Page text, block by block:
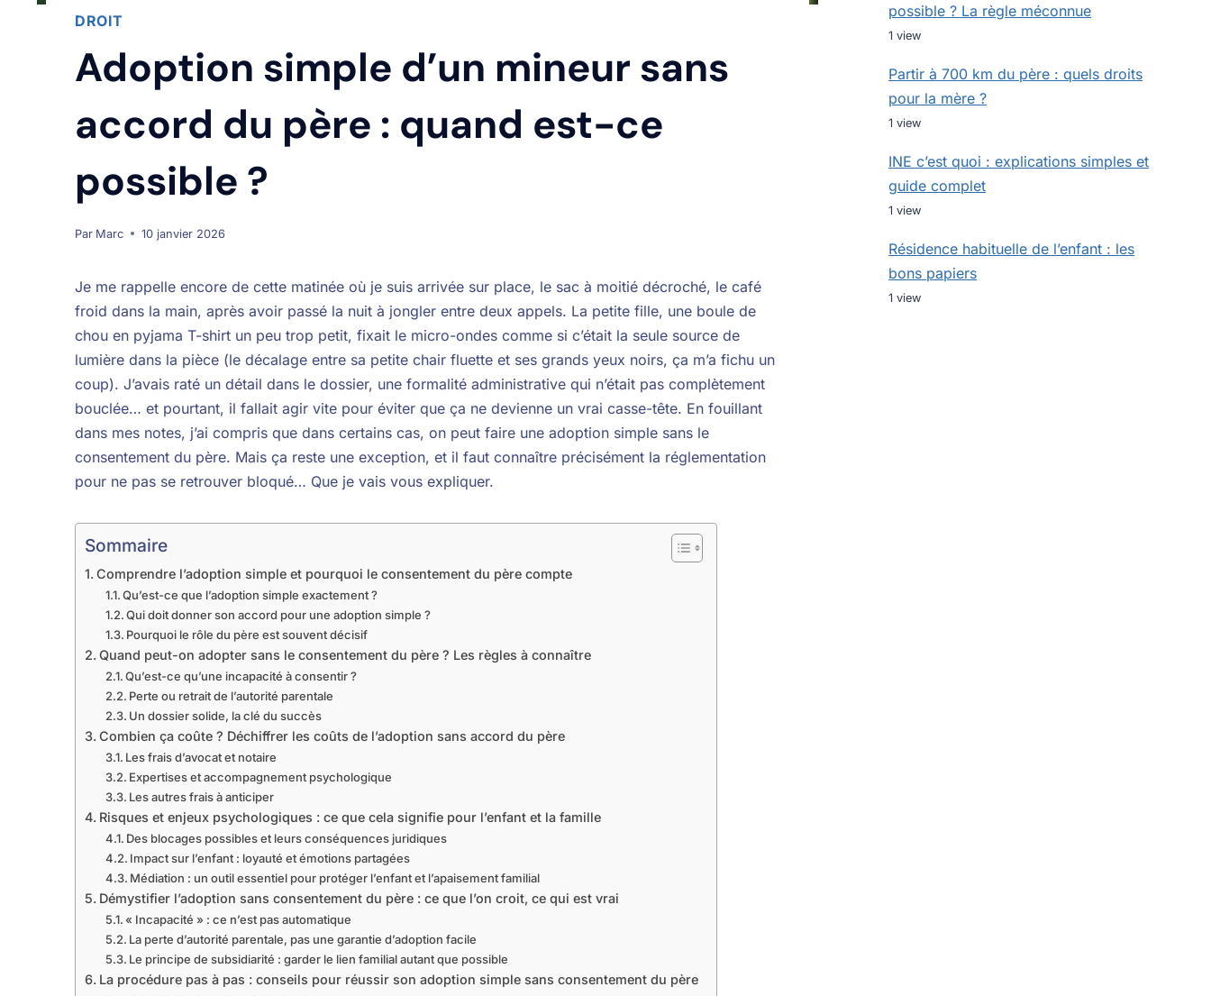
DROIT
Adoption simple d’un mineur sans
accord du père : quand est-ce
possible ?
Par Marc 10 janvier 2026
Je me rappelle encore de cette matinée où je suis arrivée sur place, le sac à moitié décroché, le café
froid dans la main, après avoir passé la nuit à jongler entre deux appels. La petite fille, une boule de
chou en pyjama T-shirt un peu trop petit, fixait le micro-ondes comme si c’était la seule source de
lumière dans la pièce (le décalage entre sa petite chair fluette et ses grands yeux noirs, ça m’a fichu un
coup). J’avais raté un détail dans le dossier, une formalité administrative qui n’était pas complètement
bouclée… et pourtant, il fallait agir vite pour éviter que ça ne devienne un vrai casse-tête. En fouillant
dans mes notes, j’ai compris que dans certains cas, on peut faire une adoption simple sans le
consentement du père. Mais ça reste une exception, et il faut connaître précisément la réglementation
pour ne pas se retrouver bloqué… Que je vais vous expliquer.
Sommaire
Comprendre l’adoption simple et pourquoi le consentement du père compte
Qu’est-ce que l’adoption simple exactement ?
Qui doit donner son accord pour une adoption simple ?
Pourquoi le rôle du père est souvent décisif
Quand peut-on adopter sans le consentement du père ? Les règles à connaître
Qu’est-ce qu’une incapacité à consentir ?
Perte ou retrait de l’autorité parentale
Un dossier solide, la clé du succès
Combien ça coûte ? Déchiffrer les coûts de l’adoption sans accord du père
Les frais d’avocat et notaire
Expertises et accompagnement psychologique
Les autres frais à anticiper
Risques et enjeux psychologiques : ce que cela signifie pour l’enfant et la famille
Des blocages possibles et leurs conséquences juridiques
Impact sur l’enfant : loyauté et émotions partagées
Médiation : un outil essentiel pour protéger l’enfant et l’apaisement familial
Démystifier l’adoption sans consentement du père : ce que l’on croit, ce qui est vrai
« Incapacité » : ce n’est pas automatique
La perte d’autorité parentale, pas une garantie d’adoption facile
Le principe de subsidiarité : garder le lien familial autant que possible
La procédure pas à pas : conseils pour réussir son adoption simple sans consentement du père
possible ? La règle méconnue
1 view
Partir à 700 km du père : quels droits
pour la mère ?
1 view
INE c’est quoi : explications simples et
guide complet
1 view
Résidence habituelle de l’enfant : les
bons papiers
1 view